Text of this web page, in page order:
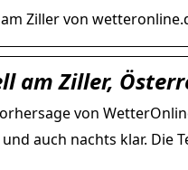
Ziller von
am Ziller,
von
auch nachts klar.